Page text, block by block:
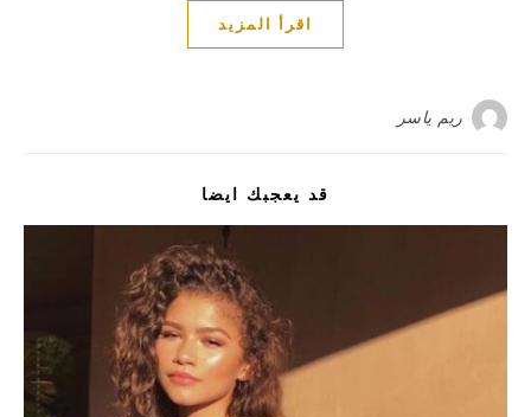
اقرأ المزيد
ريم ياسر
قد يعجبك ايضا